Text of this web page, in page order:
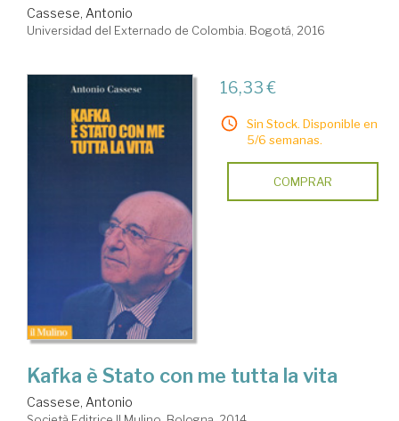
Cassese, Antonio
Universidad del Externado de Colombia. Bogotá, 2016
16,33 €
Sin Stock. Disponible en
5/6 semanas.
COMPRAR
Kafka è Stato con me tutta la vita
Cassese, Antonio